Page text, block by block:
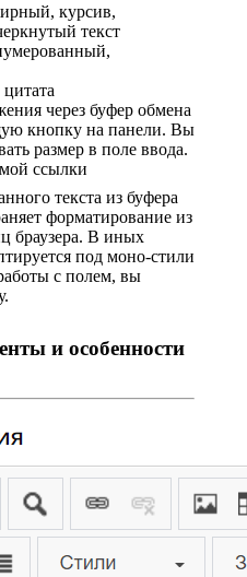
курсив,
текст
через буфер обмена
кнопку на панели. Вы
размер в поле ввода.
ссылки
текста из буфера
форматирование из
браузера. В иных
под моно-стили
с полем, вы
и особенности